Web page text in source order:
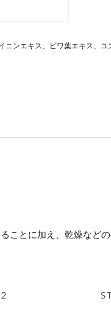
ンエキス、ビワ葉エキス、ユ
ことに加え、乾燥など